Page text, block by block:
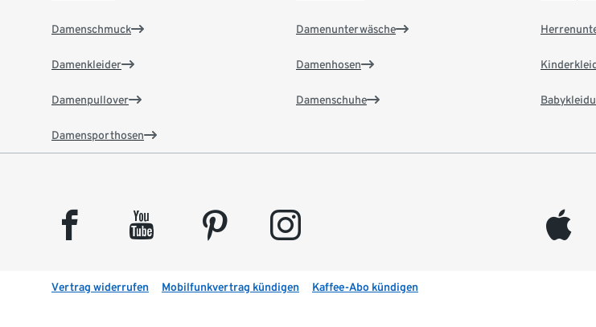
Damenschmuck
Damenkleider
Damenpullover
Damensporthosen
Damenunterwäsche
Damenhosen
Damenschuhe
facebook youtube pinterest instagram appleinc
Vertrag widerrufen Mobilfunkvertrag kündigen Kaffee-Abo kündigen